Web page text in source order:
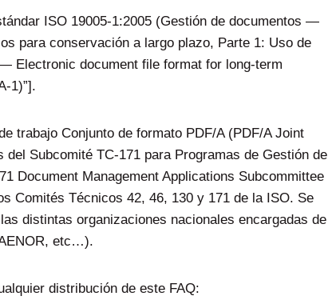
ISO 19005-1:2005 (Gestión de documentos —
para conservación a largo plazo, Parte 1: Uso de
Electronic document file format for long-term
1)”].
trabajo Conjunto de formato PDF/A (PDF/A Joint
Subcomité TC-171 para Programas de Gestión de
Document Management Applications Subcommittee
Comités Técnicos 42, 46, 130 y 171 de la ISO. Se
distintas organizaciones nacionales encargadas de
etc…).
distribución de este FAQ: